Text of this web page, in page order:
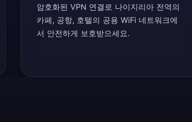
암호화된 VPN 연결로 나이지리아 전역의
카페, 공항, 호텔의 공용 WiFi 네트워크에
서 안전하게 보호받으세요.